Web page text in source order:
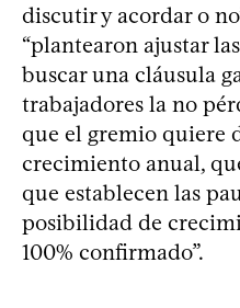
discutir y acordar o
“plantearon ajustar
buscar una cláusula
trabajadores la no
que el gremio quiere
crecimiento anual,
que establecen las
posibilidad de
100% confirmado”.